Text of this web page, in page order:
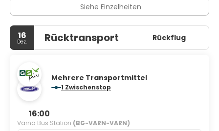
Siehe Einzelheiten
16
Dez. Rücktransport Rückflug
Mehrere Transportmittel
1 Zwischenstop
16:00
Varna Bus Station (BG-VARN-VARN)